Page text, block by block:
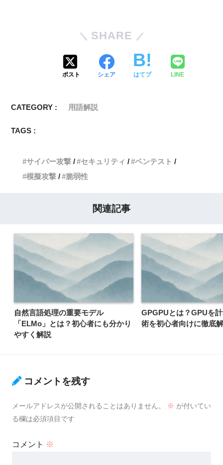
SHARE
ポスト シェア はてブ LINE
CATEGORY : 用語解説
TAGS :
サイバー攻撃 セキュリティ
ペンテスト
模擬攻撃
脆弱性
関連記事
自然言語処理の重要モデル
「ELMo」とは？初心者にも分かり
やすく解説
GPGPUとは？GPUを
術を初心者向けに徹底
コメントを残す
メールアドレスが公開されることはありません。 ※ が付いてい
る欄は必須項目です
コメント ※